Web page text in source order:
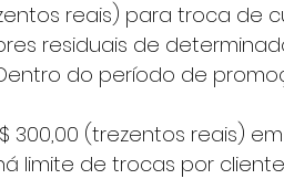
reais) para troca de
residuais de
do período de
limite de trocas por